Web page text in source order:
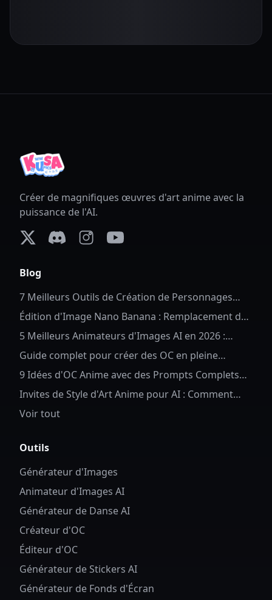
Créer de magnifiques œuvres d'art anime avec la
puissance de l'AI.
Blog
7 Meilleurs Outils de Création de Personnages
Complets en 2026
Édition d'Image Nano Banana : Remplacement de
Fond Anime
5 Meilleurs Animateurs d'Images AI en 2026 :
Donnez Vie à Vos Photos
Guide complet pour créer des OC en pleine
longueur pour Anime OC
9 Idées d'OC Anime avec des Prompts Complets
d'OC Anime AI
Invites de Style d'Art Anime pour AI : Comment
Contrôler les Détails et le Style des Personnages
Voir tout
Outils
Générateur d'Images
Animateur d'Images AI
Générateur de Danse AI
Créateur d'OC
Éditeur d'OC
Générateur de Stickers AI
Générateur de Fonds d'Écran